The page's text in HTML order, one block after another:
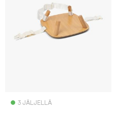
3 JÄLJELLÄ